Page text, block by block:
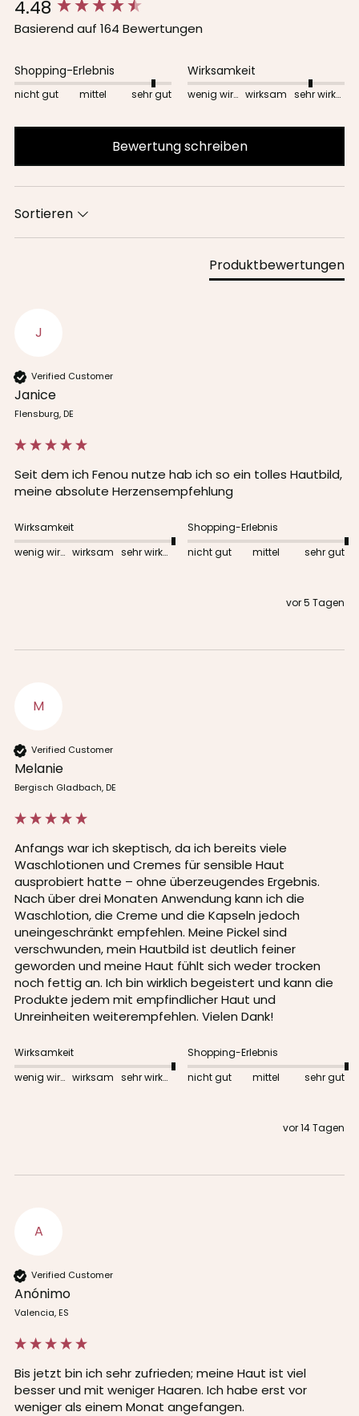
4.48
Basierend auf 164 Bewertungen
Shopping-Erlebnis
nicht gut mittel sehr gut
Wirksamkeit
wenig wirksam wirksam sehr wirksam
Bewertung schreiben
Sortieren
Produktbewertungen
J
Verified Customer
Janice
Flensburg, DE
Seit dem ich Fenou nutze hab ich so ein tolles Hautbild,
meine absolute Herzensempfehlung
Wirksamkeit
wenig wirksam wirksam sehr wirksam
Shopping-Erlebnis
nicht gut
mittel sehr gut
vor 5 Tagen
M
Verified Customer
Melanie
Bergisch Gladbach, DE
Anfangs war ich skeptisch, da ich bereits viele
Waschlotionen und Cremes für sensible Haut
ausprobiert hatte – ohne überzeugendes Ergebnis.
Nach über drei Monaten Anwendung kann ich die
Waschlotion, die Creme und die Kapseln jedoch
uneingeschränkt empfehlen. Meine Pickel sind
verschwunden, mein Hautbild ist deutlich feiner
geworden und meine Haut fühlt sich weder trocken
noch fettig an. Ich bin wirklich begeistert und kann die
Produkte jedem mit empfindlicher Haut und
Unreinheiten weiterempfehlen. Vielen Dank!
Wirksamkeit
wenig wirksam wirksam sehr wirksam
Shopping-Erlebnis
nicht gut
mittel sehr gut
vor 14 Tagen
A
Verified Customer
Anónimo
Valencia, ES
Bis jetzt bin ich sehr zufrieden; meine Haut ist viel
besser und mit weniger Haaren. Ich habe erst vor
weniger als einem Monat angefangen.
New content loaded